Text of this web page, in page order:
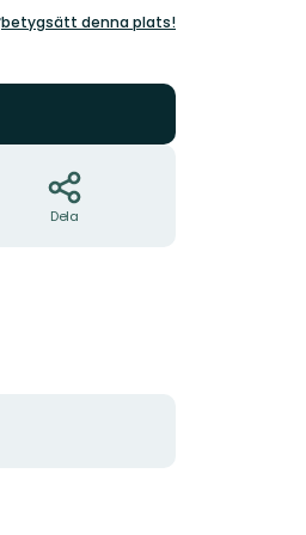
betygsätt denna plats!
Dela